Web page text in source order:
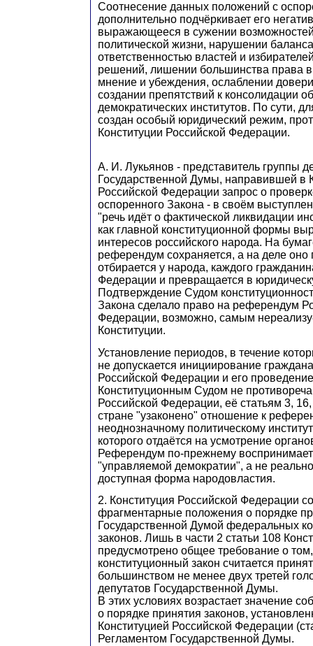
Соотнесение данных положений с
дополнительно подчёркивает его
выражающееся в сужении
политической жизни, нарушении
ответственностью властей и
решений, лишении большинства права
мнение и убеждения, ослаблении
создании препятствий к консолидации
демократических институтов. По сути,
создан особый юридический режим,
Конституции Российской Федерации.
А. И. Лукьянов - представитель группы
Государственной Думы, направившей в
Российской Федерации запрос о
оспоренного Закона - в своём
"речь идёт о фактической ликвидации
как главной конституционной формы
интересов российского народа. На
референдум сохраняется, а на деле оно
отбирается у народа, каждого
Федерации и превращается в
Подтверждение Судом
Закона сделало право на референдум
Федерации, возможно, самым
Конституции.
Установление периодов, в течение
не допускается инициирование
Российской Федерации и его
Конституционным Судом не
Российской Федерации, её статьям 3,
стране "узаконено" отношение к
неоднозначному политическому
которого отдаётся на усмотрение
Референдум по-прежнему
"управляемой демократии", а не
доступная форма народовластия.
2. Конституция Российской Федерации
фрагментарные положения о порядке
Государственной Думой федеральных
законов. Лишь в части 2 статьи 108
предусмотрено общее требование о
конституционный закон считается
большинством не менее двух третей
депутатов Государственной Думы.
В этих условиях возрастает значение
о порядке принятия законов,
Конституцией Российской Федерации
Регламентом Государственной Думы.